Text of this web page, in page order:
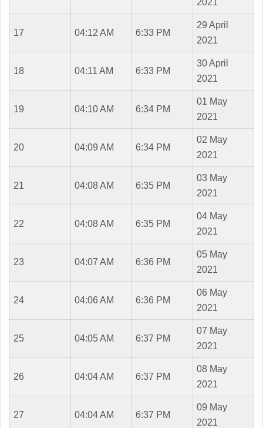
17 04:12 AM 6:33 PM
29 April
2021
18 04:11 AM 6:33 PM
30 April
2021
19 04:10 AM 6:34 PM
01 May
2021
20 04:09 AM 6:34 PM
02 May
2021
21 04:08 AM 6:35 PM
03 May
2021
22 04:08 AM 6:35 PM
04 May
2021
23 04:07 AM 6:36 PM
05 May
2021
24 04:06 AM 6:36 PM
06 May
2021
25 04:05 AM 6:37 PM
07 May
2021
26 04:04 AM 6:37 PM
08 May
2021
27 04:04 AM 6:37 PM
09 May
2021